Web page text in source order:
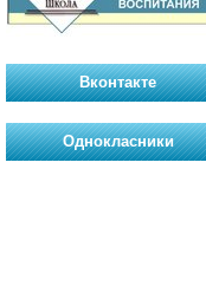
Вконтакте
Однокласники